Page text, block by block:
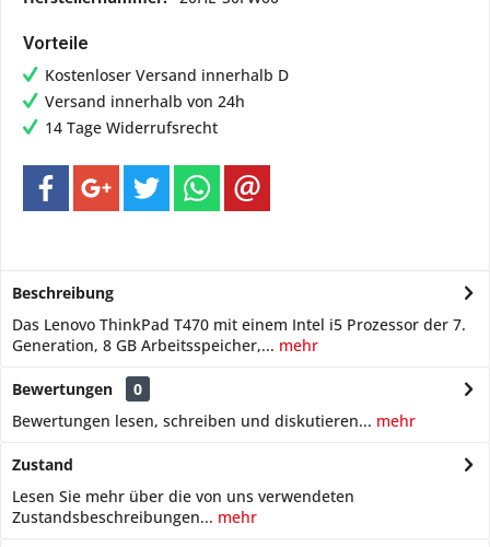
Vorteile
Kostenloser Versand innerhalb D
Versand innerhalb von 24h
14 Tage Widerrufsrecht
Beschreibung
Das Lenovo ThinkPad T470 mit einem Intel i5 Prozessor der 7.
Generation, 8 GB Arbeitsspeicher,... mehr
Bewertungen
0
Bewertungen lesen, schreiben und diskutieren... mehr
Zustand
Lesen Sie mehr über die von uns verwendeten
Zustandsbeschreibungen... mehr